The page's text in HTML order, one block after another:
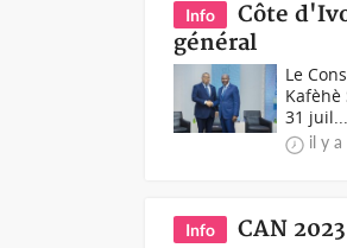
Info
Côte
général
Le
31 juil...
il y a
Info CAN